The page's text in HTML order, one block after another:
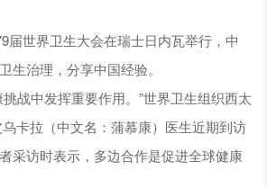
届世界卫生大会在瑞士日内瓦举行，中
生治理，分享中国经验。
战中发挥重要作用。”世界卫生组织西太
卡拉（中文名：蒲慕康）医生近期到访
采访时表示，多边合作是促进全球健康